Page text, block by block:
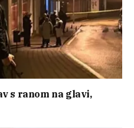
s ranom na glavi,